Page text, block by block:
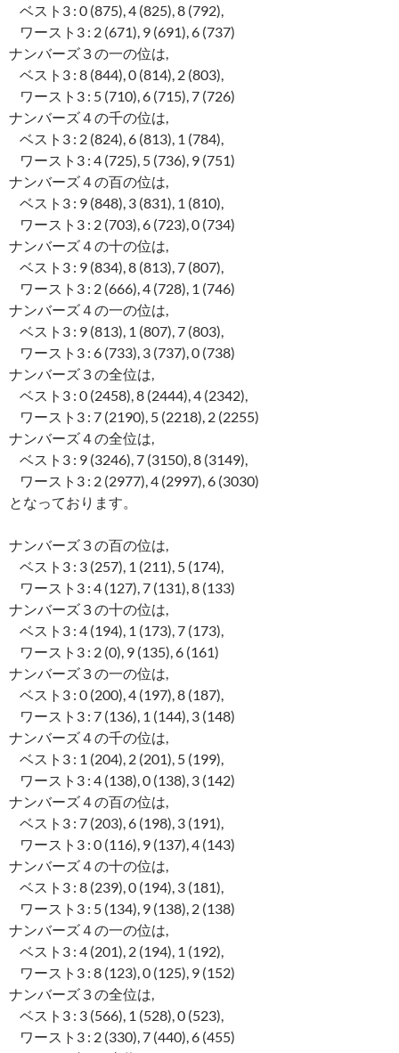
ベスト3 : 0 (875), 4 (825), 8 (792),
ワースト3 : 2 (671), 9 (691), 6 (737)
ナンバーズ３の一の位は,
ベスト3 : 8 (844), 0 (814), 2 (803),
ワースト3 : 5 (710), 6 (715), 7 (726)
ナンバーズ４の千の位は,
ベスト3 : 2 (824), 6 (813), 1 (784),
ワースト3 : 4 (725), 5 (736), 9 (751)
ナンバーズ４の百の位は,
ベスト3 : 9 (848), 3 (831), 1 (810),
ワースト3 : 2 (703), 6 (723), 0 (734)
ナンバーズ４の十の位は,
ベスト3 : 9 (834), 8 (813), 7 (807),
ワースト3 : 2 (666), 4 (728), 1 (746)
ナンバーズ４の一の位は,
ベスト3 : 9 (813), 1 (807), 7 (803),
ワースト3 : 6 (733), 3 (737), 0 (738)
ナンバーズ３の全位は,
ベスト3 : 0 (2458), 8 (2444), 4 (2342),
ワースト3 : 7 (2190), 5 (2218), 2 (2255)
ナンバーズ４の全位は,
ベスト3 : 9 (3246), 7 (3150), 8 (3149),
ワースト3 : 2 (2977), 4 (2997), 6 (3030)
となっております。
ナンバーズ３の百の位は,
ベスト3 : 3 (257), 1 (211), 5 (174),
ワースト3 : 4 (127), 7 (131), 8 (133)
ナンバーズ３の十の位は,
ベスト3 : 4 (194), 1 (173), 7 (173),
ワースト3 : 2 (0), 9 (135), 6 (161)
ナンバーズ３の一の位は,
ベスト3 : 0 (200), 4 (197), 8 (187),
ワースト3 : 7 (136), 1 (144), 3 (148)
ナンバーズ４の千の位は,
ベスト3 : 1 (204), 2 (201), 5 (199),
ワースト3 : 4 (138), 0 (138), 3 (142)
ナンバーズ４の百の位は,
ベスト3 : 7 (203), 6 (198), 3 (191),
ワースト3 : 0 (116), 9 (137), 4 (143)
ナンバーズ４の十の位は,
ベスト3 : 8 (239), 0 (194), 3 (181),
ワースト3 : 5 (134), 9 (138), 2 (138)
ナンバーズ４の一の位は,
ベスト3 : 4 (201), 2 (194), 1 (192),
ワースト3 : 8 (123), 0 (125), 9 (152)
ナンバーズ３の全位は,
ベスト3 : 3 (566), 1 (528), 0 (523),
ワースト3 : 2 (330), 7 (440), 6 (455)